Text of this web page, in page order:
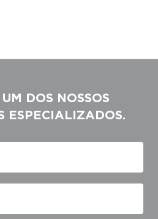
DOS NOSSOS
ESPECIALIZADOS.